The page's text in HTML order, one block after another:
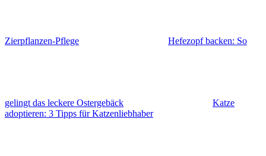
Zierpflanzen-Pflege Hefezopf backen: So
gelingt das leckere Ostergebäck
Katze
adoptieren: 3 Tipps für Katzenliebhaber